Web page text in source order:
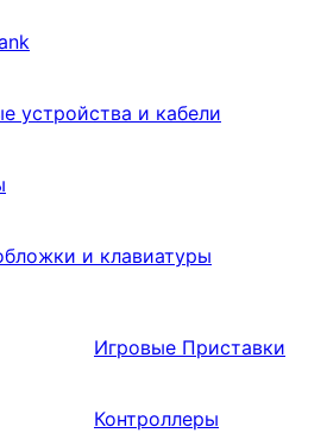
устройства и кабели
и клавиатуры
Игровые Приставки
Контроллеры